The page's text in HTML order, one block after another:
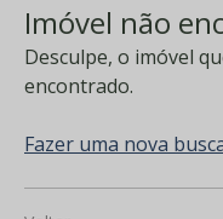
Imóvel não
Desculpe, o imóvel
encontrado.
Fazer uma nova